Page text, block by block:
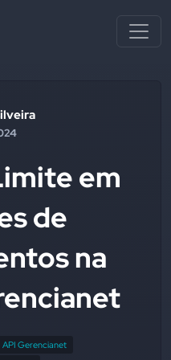
em
de
na
API Gerencianet